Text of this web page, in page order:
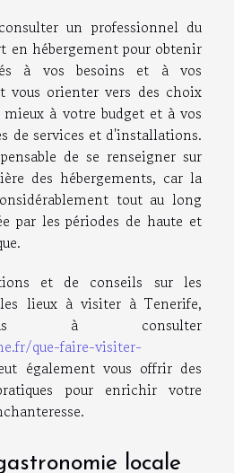
un professionnel du
en hébergement pour obtenir
à vos besoins et à vos
vous orienter vers des choix
à votre budget et à vos
de services et d'installations.
de se renseigner sur
des hébergements, car la
tout au long
par les périodes de haute et
et de conseils sur les
lieux à visiter à Tenerife,
à consulter
que-faire-visiter-
également vous offrir des
pour enrichir votre
locale